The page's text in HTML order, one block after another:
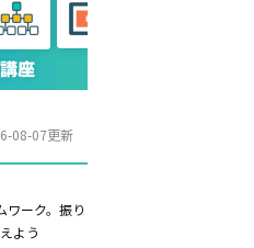
08-07更新
ワーク。振り
よう